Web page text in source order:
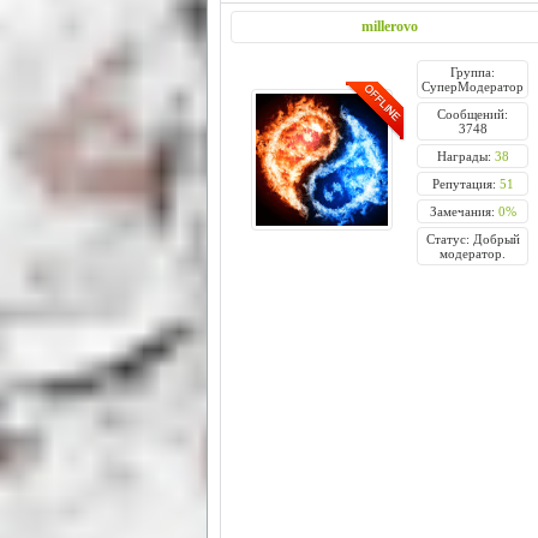
millerovo
Группа:
СуперМодератор
Сообщений:
3748
Награды: 38
Репутация: 51
Замечания: 0%
Статус: Добрый
модератор.